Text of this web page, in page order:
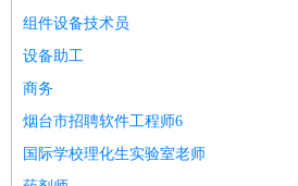
组件设备技术员
设备助工
商务
烟台市招聘软件工程师6
国际学校理化生实验室老师